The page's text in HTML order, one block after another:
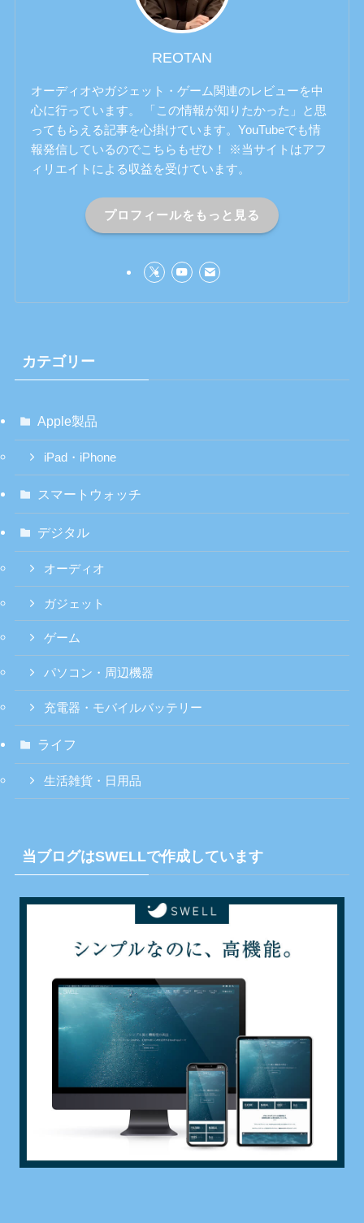
REOTAN
オーディオやガジェット・ゲーム関連のレビューを中
心に行っています。 「この情報が知りたかった」と思
ってもらえる記事を心掛けています。YouTubeでも情
報発信しているのでこちらもぜひ！ ※当サイトはアフ
ィリエイトによる収益を受けています。
プロフィールをもっと見る
カテゴリー
Apple製品
iPad・iPhone
スマートウォッチ
デジタル
オーディオ
ガジェット
ゲーム
パソコン・周辺機器
充電器・モバイルバッテリー
ライフ
生活雑貨・日用品
当ブログはSWELLで作成しています